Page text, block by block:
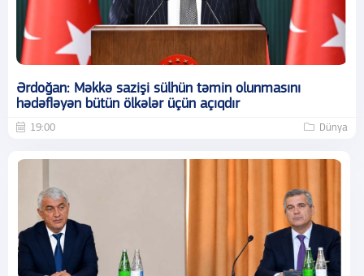
Ərdoğan: Məkkə sazişi sülhün təmin olunmasını
hədəfləyən bütün ölkələr üçün açıqdır
19:00 Dünya